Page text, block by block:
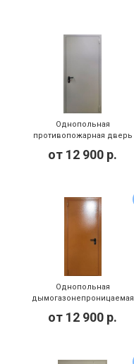
Однопольная
противопожарная дверь
от 12 900 р.
Однопольная
дымогазонепроницаемая
60 (PMD-012)
от 12 900 р.